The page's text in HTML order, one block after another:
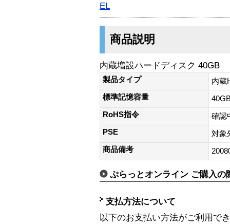
EL
商品説明
内蔵増設ハードディスク 40GB
製品タイプ
内蔵
標準記憶容量
RoHS指令
確認
PSE
対象
商品備考
ぷらっとオンライン ご購入の
支払方法について
以下のお支払い方法がご利用で